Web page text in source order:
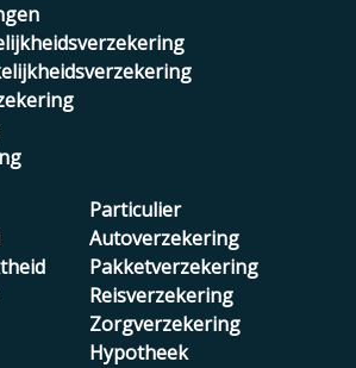
Particulier
Autoverzekering
Pakketverzekering
Reisverzekering
Zorgverzekering
Hypotheek